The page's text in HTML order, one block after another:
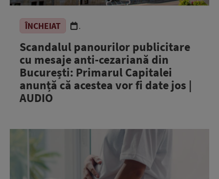
ÎNCHEIAT .
Scandalul panourilor publicitare
cu mesaje anti-cezariană din
București: Primarul Capitalei
anunță că acestea vor fi date jos |
AUDIO